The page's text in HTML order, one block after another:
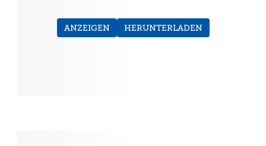
ANZEIGEN HERUNTERLADEN